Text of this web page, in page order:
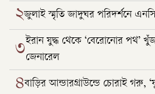
২জুলাই স্মৃতি জাদুঘর পরিদর্শনে
৩ইরান যুদ্ধ থেকে ‘বেরোনোর পথ’
জেনারেল
৪বাড়ির আন্ডারগ্রাউন্ডে চোরাই গরু,